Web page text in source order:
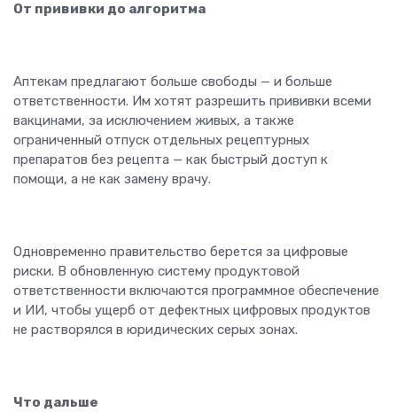
От прививки до алгоритма
Аптекам предлагают больше свободы — и больше
ответственности. Им хотят разрешить прививки всеми
вакцинами, за исключением живых, а также
ограниченный отпуск отдельных рецептурных
препаратов без рецепта — как быстрый доступ к
помощи, а не как замену врачу.
Одновременно правительство берется за цифровые
риски. В обновленную систему продуктовой
ответственности включаются программное обеспечение
и ИИ, чтобы ущерб от дефектных цифровых продуктов
не растворялся в юридических серых зонах.
Что дальше